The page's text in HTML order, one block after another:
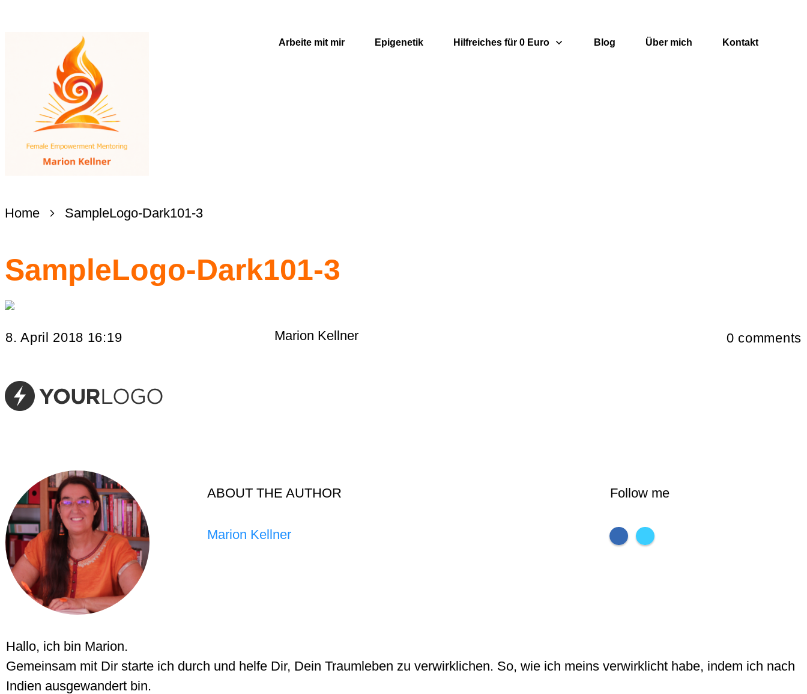
Arbeite mit mir Epigenetik Hilfreiches für 0 Euro Blog Über mich Kontakt
Home SampleLogo-Dark101-3
SampleLogo-Dark101-3
8. April 2018 16:19 Marion Kellner 0 comments
ABOUT THE AUTHOR
Marion Kellner
Follow me
Hallo, ich bin Marion.
Gemeinsam mit Dir starte ich durch und helfe Dir, Dein Traumleben zu verwirklichen. So, wie ich meins verwirklicht habe, indem ich nach
Indien ausgewandert bin.